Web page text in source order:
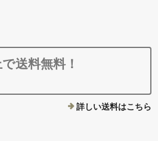
送料無料！
詳しい送料はこちら